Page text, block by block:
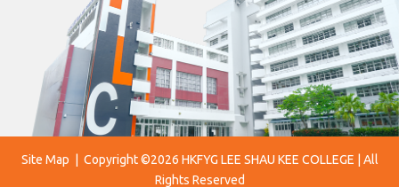
Site Map | Copyright ©2026 HKFYG LEE SHAU KEE COLLEGE | All
Rights Reserved